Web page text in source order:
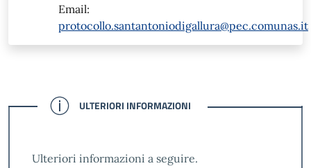
Email:
protocollo.santantoniodigallura@pec.comunas.it
CONFERMATO
ULTERIORI INFORMAZIONI
Ulteriori informazioni a seguire.